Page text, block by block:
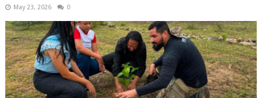
May 23, 2026 0